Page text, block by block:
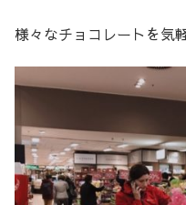
様々なチョコレートを気